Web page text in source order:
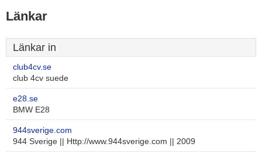
Länkar
Länkar in
club4cv.se
club 4cv suede
e28.se
BMW E28
944sverige.com
944 Sverige || Http://www.944sverige.com || 2009